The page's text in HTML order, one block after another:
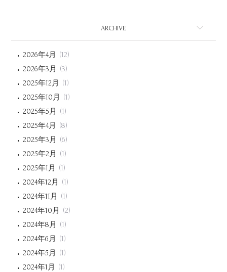
ARCHIVE
2026年4月
(12)
2026年3月
(3)
2025年12月
(1)
2025年10月
(1)
2025年5月
(1)
2025年4月
(8)
2025年3月
(6)
2025年2月
(1)
2025年1月
(1)
2024年12月
(1)
2024年11月
(1)
2024年10月
(2)
2024年8月
(1)
2024年6月
(1)
2024年5月
(1)
2024年1月
(1)